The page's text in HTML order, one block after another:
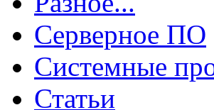
Серверное ПО
Системные
Статьи